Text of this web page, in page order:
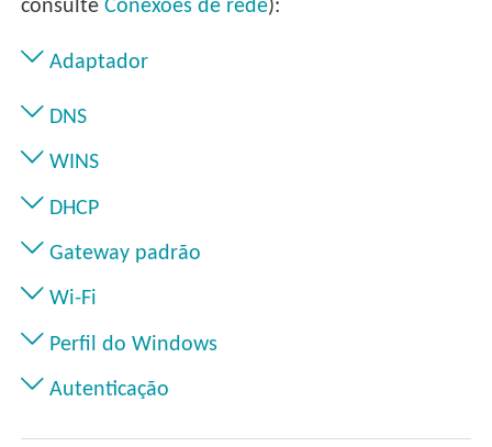
consulteConexões de rede):
Adaptador
DNS
WINS
DHCP
Gateway padrão
Wi-Fi
Perfil do Windows
Autenticação